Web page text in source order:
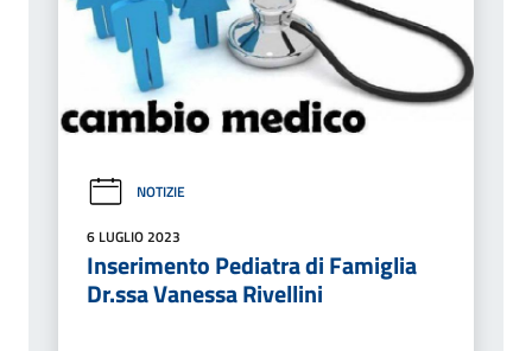
NOTIZIE
6 LUGLIO 2023
Inserimento Pediatra di Famiglia
Dr.ssa Vanessa Rivellini